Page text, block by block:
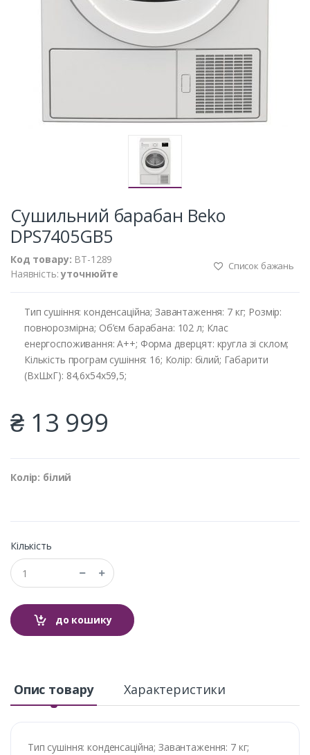
Сушильний барабан Beko
DPS7405GB5
Код товару: BT-1289
Наявність:уточнюйте
Список бажань
Тип сушіння: конденсаційна; Завантаження: 7 кг; Розмір:
повнорозмірна; Об’єм барабана: 102 л; Клас
енергоспоживання: A++; Форма дверцят: кругла зі склом;
Кількість програм сушіння: 16; Колір: білий; Габарити
(ВхШхГ): 84,6х54х59,5;
₴ 13 999
Колір: білий
Кількість
до кошику
Опис товару Характеристики
Тип сушіння: конденсаційна; Завантаження: 7 кг;